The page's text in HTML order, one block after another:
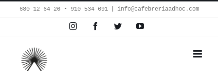
Saltar
al
contenido
680 12 64 26‬ • 910 534 691 info@cafebreriaadhoc.com
InstagramFacebookTwitterYouTube